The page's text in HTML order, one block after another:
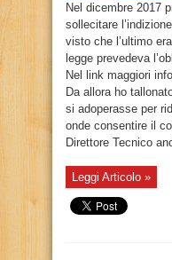
Nel dicembre 2017
sollecitare
visto che l’ultimo
legge prevedeva
Nel link maggiori
Da allora ho
si adoperasse per
onde consentire il
Direttore Tecnico
Leggi Articolo »